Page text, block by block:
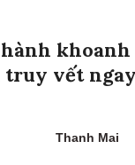
truy vết
Thanh Mai